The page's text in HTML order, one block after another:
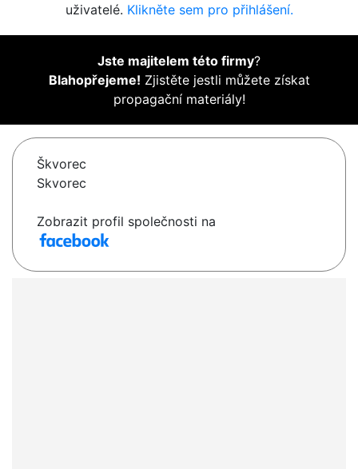
uživatelé. Klikněte sem pro přihlášení.
Jste majitelem této firmy?
Blahopřejeme! Zjistěte jestli můžete získat
propagační materiály!
Škvorec
Skvorec
Zobrazit profil společnosti na